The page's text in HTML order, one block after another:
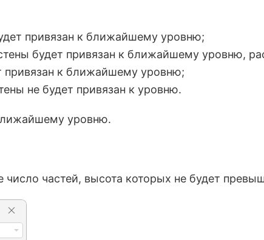
привязан к ближайшему уровню;
будет привязан к ближайшему уровню,
привязан к ближайшему уровню;
не будет привязан к уровню.
уровню.
частей, высота которых не будет